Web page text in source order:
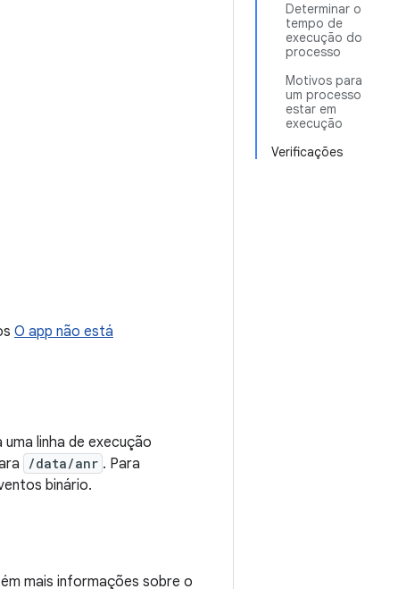
Determinar o
tempo de
execução do
processo
Motivos para
um processo
estar em
execução
Verificações
O app não está
linha de execução
/data/anr . Para
binário.
mais informações sobre o